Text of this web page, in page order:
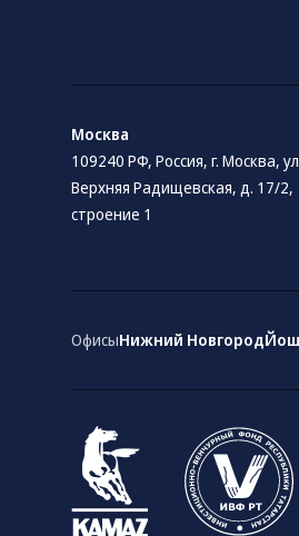
Москва
109240 РФ, Россия, г. Москва,
Верхняя Радищевская, д. 17/2,
строение 1
ОфисыНижний Новгород